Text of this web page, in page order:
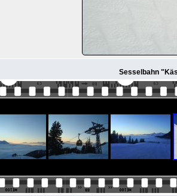
Sesselbahn